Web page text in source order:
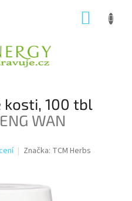
100 tbl
WAN
Značka: TCM Herbs